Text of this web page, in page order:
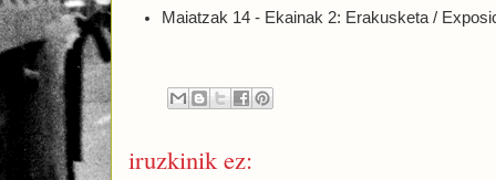
Maiatzak 14 - Ekainak 2: Erakusketa /
iruzkinik ez: